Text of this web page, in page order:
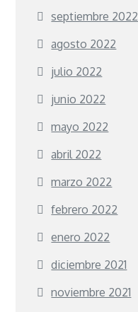
septiembre 2022
agosto 2022
julio 2022
junio 2022
mayo 2022
abril 2022
marzo 2022
febrero 2022
enero 2022
diciembre 2021
noviembre 2021